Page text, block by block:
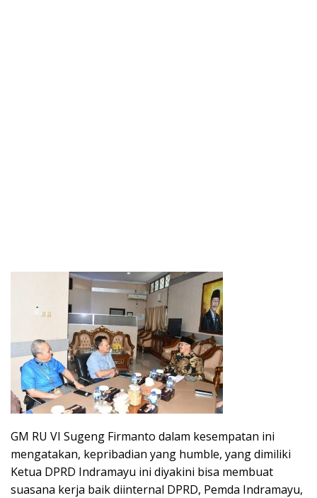
GM RU VI Sugeng Firmanto dalam kesempatan ini
mengatakan, kepribadian yang humble, yang dimiliki
Ketua DPRD Indramayu ini diyakini bisa membuat
suasana kerja baik diinternal DPRD, Pemda Indramayu,